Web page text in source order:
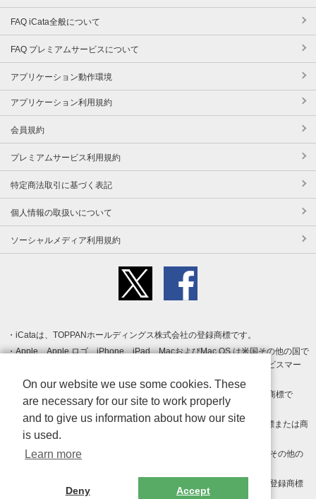
FAQ iCata全般について
FAQ プレミアムサービスについて
アプリケーション動作環境
アプリケーション利用規約
会員規約
プレミアムサービス利用規約
特定商法取引に基づく表記
個人情報の取扱いについて
ソーシャルメディア利用規約
iCataは、TOPPANホールディングス株式会社の登録商標です。
Apple、Apple ロゴ、iPhone、iPad、MacおよびMac OS は米国その他の国で
登録された Apple Inc. の商標です。App Store は Apple Inc. のサービスマー
クです。
Android、Google Play および Google Play ロゴ は Google LLC の商標で
す。
Windows は Microsoft Inc.の米国およびその他の国における登録商標または商
標です。
Adobe、Adobe Reader、Adobe PDF は、Adobe Inc.の米国およびその他の
その他、記載されている会社名、商品名、ロゴは各社の商標または登録商標
On our website we use some cookies. These
are necessary for our site to work properly
and to give us information about how our site
is used.
Learn more
Deny Accept